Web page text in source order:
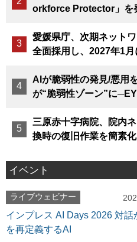
orkforce Protector」を
愛媛県庁、次期ネット
全面採用し、2027年1月
AIが脆弱性の発見/悪用
が“脆弱性ゾーン”に
三原赤十字病院、院内
換時の復旧作業を簡素化
イベント
ライブウェビナー
インプレス AI Days 2026 対
を再定義するAI